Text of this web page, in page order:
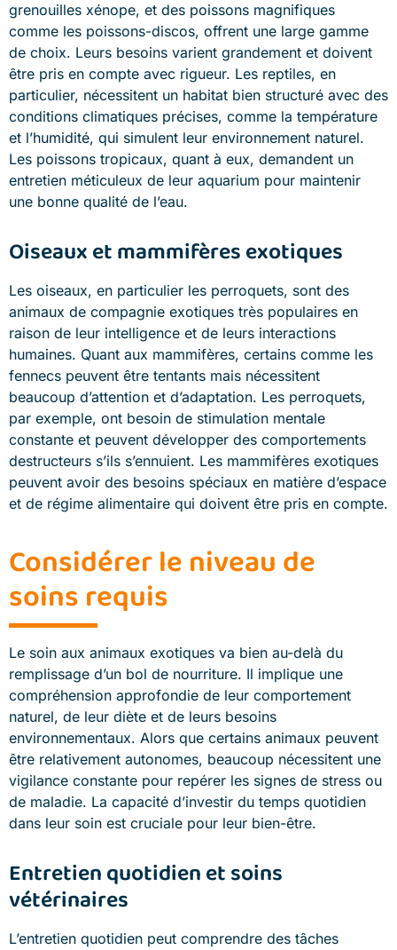
grenouilles xénope, et des poissons magnifiques
comme les poissons-discos, offrent une large gamme
de choix. Leurs besoins varient grandement et doivent
être pris en compte avec rigueur. Les reptiles, en
particulier, nécessitent un habitat bien structuré avec des
conditions climatiques précises, comme la température
et l’humidité, qui simulent leur environnement naturel.
Les poissons tropicaux, quant à eux, demandent un
entretien méticuleux de leur aquarium pour maintenir
une bonne qualité de l’eau.
Oiseaux et mammifères exotiques
Les oiseaux, en particulier les perroquets, sont des
animaux de compagnie exotiques très populaires en
raison de leur intelligence et de leurs interactions
humaines. Quant aux mammifères, certains comme les
fennecs peuvent être tentants mais nécessitent
beaucoup d’attention et d’adaptation. Les perroquets,
par exemple, ont besoin de stimulation mentale
constante et peuvent développer des comportements
destructeurs s’ils s’ennuient. Les mammifères exotiques
peuvent avoir des besoins spéciaux en matière d’espace
et de régime alimentaire qui doivent être pris en compte.
Considérer le niveau de
soins requis
Le soin aux animaux exotiques va bien au-delà du
remplissage d’un bol de nourriture. Il implique une
compréhension approfondie de leur comportement
naturel, de leur diète et de leurs besoins
environnementaux. Alors que certains animaux peuvent
être relativement autonomes, beaucoup nécessitent une
vigilance constante pour repérer les signes de stress ou
de maladie. La capacité d’investir du temps quotidien
dans leur soin est cruciale pour leur bien-être.
Entretien quotidien et soins
vétérinaires
L’entretien quotidien peut comprendre des tâches